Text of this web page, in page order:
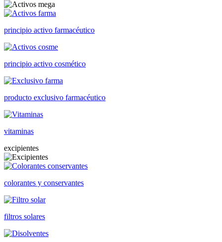
principio activo farmacéutico
principio activo cosmético
producto exclusivo farmacéutico
vitaminas
excipientes
colorantes y conservantes
filtros solares